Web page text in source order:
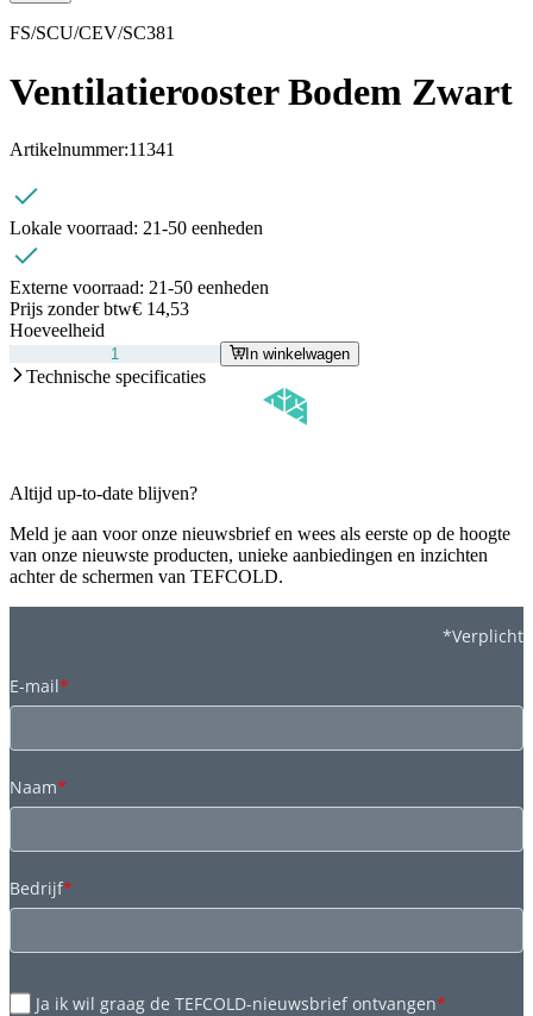
FS/SCU/CEV/SC381
Ventilatierooster Bodem Zwart
Artikelnummer:11341
Lokale voorraad: 21-50 eenheden
Externe voorraad: 21-50 eenheden
Prijs zonder btw€ 14,53
Hoeveelheid
In winkelwagen
Technische specificaties
Altijd up-to-date blijven?
Meld je aan voor onze nieuwsbrief en wees als eerste op de hoogte
van onze nieuwste producten, unieke aanbiedingen en inzichten
achter de schermen van TEFCOLD.
*Verplicht
E-mail*
Naam*
Bedrijf*
Ja ik wil graag de TEFCOLD-nieuwsbrief ontvangen*